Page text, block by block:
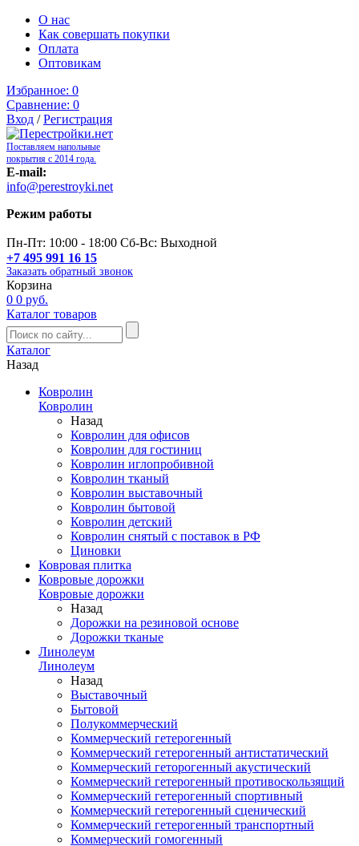
О нас
Как совершать покупки
Оплата
Оптовикам
Избранное: 0
Сравнение: 0
Вход /Регистрация
Поставляем напольные
покрытия с 2014 года.
E-mail:
info@perestroyki.net
Режим работы
Пн-Пт: 10:00 - 18:00 Сб-Вс: Выходной
+7 495 991 16 15
Заказать обратный звонок
Корзина
0 0 руб.
Каталог товаров
Каталог
Назад
Ковролин
Ковролин
Назад
Ковролин для офисов
Ковролин для гостиниц
Ковролин иглопробивной
Ковролин тканый
Ковролин выставочный
Ковролин бытовой
Ковролин детский
Ковролин снятый с поставок в РФ
Циновки
Ковровая плитка
Ковровые дорожки
Ковровые дорожки
Назад
Дорожки на резиновой основе
Дорожки тканые
Линолеум
Линолеум
Назад
Выставочный
Бытовой
Полукоммерческий
Коммерческий гетерогенный
Коммерческий гетерогенный антистатический
Коммерческий геторогенный акустический
Коммерческий гетерогенный противоскользящий
Коммерческий гетерогенный спортивный
Коммерческий гетерогенный сценический
Коммерческий гетерогенный транспортный
Коммерческий гомогенный